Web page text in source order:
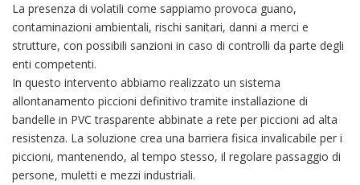
La presenza di volatili come sappiamo provoca guano,
contaminazioni ambientali, rischi sanitari, danni a merci e
strutture, con possibili sanzioni in caso di controlli da parte degli
enti competenti.
In questo intervento abbiamo realizzato un sistema
allontanamento piccioni definitivo tramite installazione di
bandelle in PVC trasparente abbinate a rete per piccioni ad alta
resistenza. La soluzione crea una barriera fisica invalicabile per i
piccioni, mantenendo, al tempo stesso, il regolare passaggio di
persone, muletti e mezzi industriali.